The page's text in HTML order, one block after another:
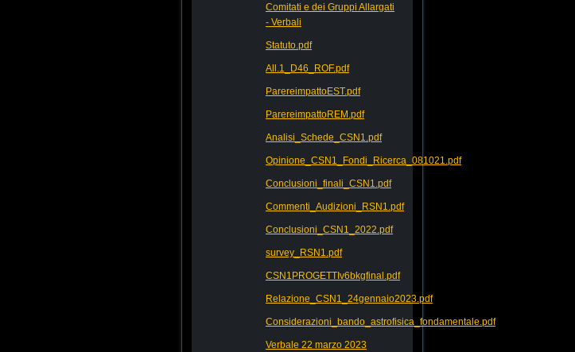
Comitati e dei Gruppi Allargati
- Verbali
Statuto.pdf
All.1_D46_ROF.pdf
ParereimpattoEST.pdf
ParereimpattoREM.pdf
Analisi_Schede_CSN1.pdf
Opinione_CSN1_Fondi_Ricerca_081021.pdf
Conclusioni_finali_CSN1.pdf
Commenti_Audizioni_RSN1.pdf
Conclusioni_CSN1_2022.pdf
survey_RSN1.pdf
CSN1PROGETTIv6bkgfinal.pdf
Relazione_CSN1_24gennaio2023.pdf
Considerazioni_bando_astrofisica_fondamentale.pdf
Verbale 22 marzo 2023